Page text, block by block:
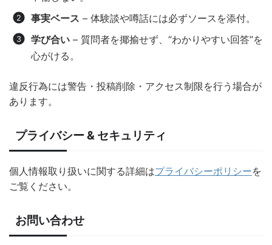
事実ベース – 体験談や噂話には必ずソースを添付。
学び合い – 質問者を揶揄せず、“わかりやすい回答”を
心がける。
違反行為には警告・投稿削除・アクセス制限を行う場合が
あります。
プライバシー & セキュリティ
個人情報取り扱いに関する詳細はプライバシーポリシーを
ご覧ください。
お問い合わせ